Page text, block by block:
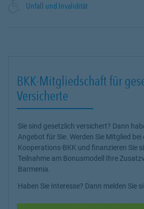
Unfall und Invalidität
BKK-Mitgliedschaft für
Versicherte
Sie sind gesetzlich versichert? Dann
Angebot für Sie. Werden Sie Mitglied bei
Kooperations-BKK und finanzieren Sie
Teilnahme am Bonusmodell Ihre
Barmenia.
Haben Sie Interesse? Dann melden Sie